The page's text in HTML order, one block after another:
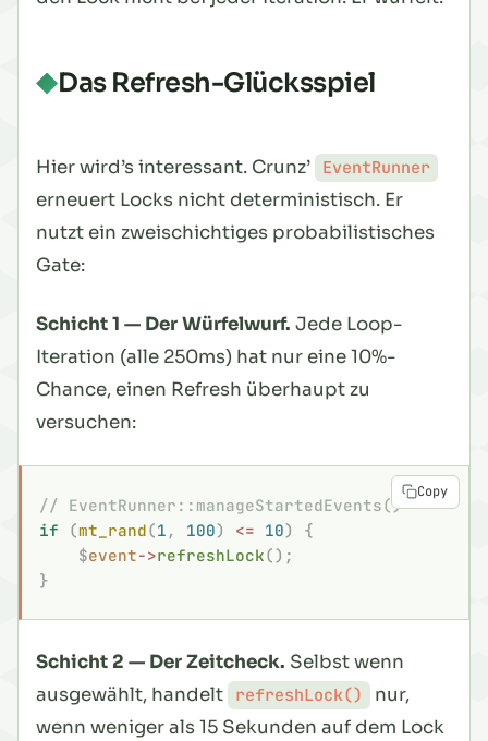
Das Refresh-Glücksspiel
Hier wird’s interessant. Crunz’ EventRunner
erneuert Locks nicht deterministisch. Er
nutzt ein zweischichtiges probabilistisches
Gate:
Schicht 1 — Der Würfelwurf. Jede Loop-
Iteration (alle 250ms) hat nur eine 10%-
Chance, einen Refresh überhaupt zu
versuchen:
// EventRunner::manageStartedEvents()
if (mt_rand(1 , 100) <= 10)
{
    $
event->refreshLock();
}
Copy
Schicht 2 — Der Zeitcheck. Selbst wenn
ausgewählt, handelt refreshLock()
nur,
wenn weniger als 15 Sekunden auf dem Lock